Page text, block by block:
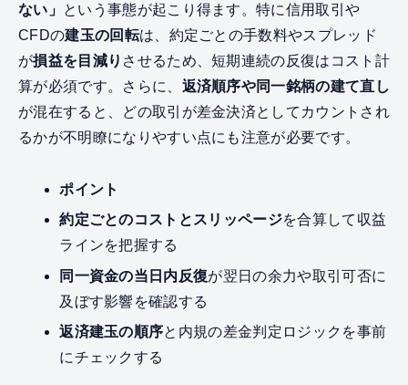
ない」 という事態が起こり得ます。特に信用取引や
CFDの建玉の回転は、約定ごとの手数料やスプレッド
が損益を目減り させるため、短期連続の反復はコスト計
算が必須です。さらに、 返済順序や同一銘柄の建て直し
が混在すると、どの取引が差金決済としてカウントされ
るかが不明瞭になりやすい点にも注意が必要です。
ポイント
約定ごとのコストとスリッページを合算して収益
ラインを把握する
同一資金の当日内反復が翌日の余力や取引可否に
及ぼす影響を確認する
返済建玉の順序と内規の差金判定ロジックを事前
にチェックする